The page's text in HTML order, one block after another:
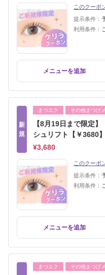
このクーポ
提示条件：
利用条件：
メニューを追加
新
規
まつエク その他まつげ
【8月19日まで限定
シュリフト【￥3680
¥3,680
このクーポ
提示条件：
利用条件：
メニューを追加
まつエク その他まつげ